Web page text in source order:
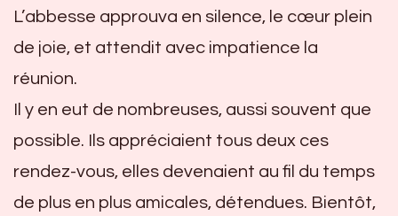
L’abbesse approuva en silence, le cœur plein
de joie, et attendit avec impatience la
réunion.
Il y en eut de nombreuses, aussi souvent que
possible. Ils appréciaient tous deux ces
rendez-vous, elles devenaient au fil du temps
de plus en plus amicales, détendues. Bientôt,